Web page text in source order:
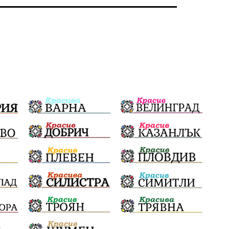
МВР вода ВИК
зона сигнали
Село Динево
РИОСВ МОСВ
Мафия Ивайловград